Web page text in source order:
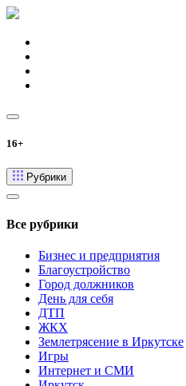
16+
Рубрики
Все рубрики
Бизнес и предприятия
Благоустройство
Город должников
День для себя
ДТП
ЖКХ
Землетрясение в Иркутске
Игры
Интернет и СМИ